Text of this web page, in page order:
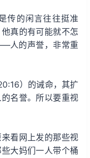
传的闲言往往挺准
真的有可能就不怎
人的声誉，非常重
）的诫命，其扩
名誉。所以要重视
看网上发的那些视
大妈们一人带个桶